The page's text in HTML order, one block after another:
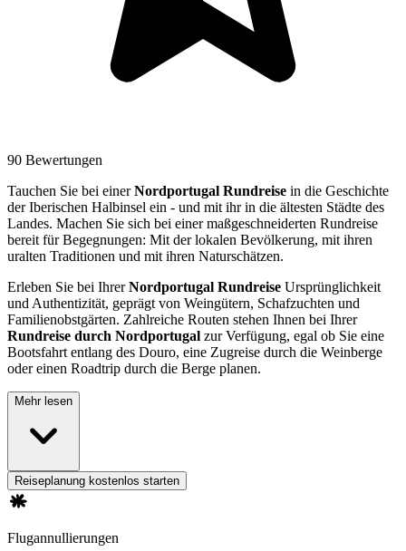
90 Bewertungen
Tauchen Sie bei einerNordportugal Rundreise in die Geschichte
der Iberischen Halbinsel ein - und mit ihr in die ältesten Städte des
Landes. Machen Sie sich bei einer maßgeschneiderten Rundreise
bereit für Begegnungen: Mit der lokalen Bevölkerung, mit ihren
uralten Traditionen und mit ihren Naturschätzen.
Erleben Sie bei IhrerNordportugal Rundreise Ursprünglichkeit
und Authentizität, geprägt von Weingütern, Schafzuchten und
Familienobstgärten. Zahlreiche Routen stehen Ihnen bei Ihrer
Rundreise durch Nordportugal zur Verfügung, egal ob Sie eine
Bootsfahrt entlang des Douro, eine Zugreise durch die Weinberge
oder einen Roadtrip durch die Berge planen.
Mehr lesen
Reiseplanung kostenlos starten
Flugannullierungen